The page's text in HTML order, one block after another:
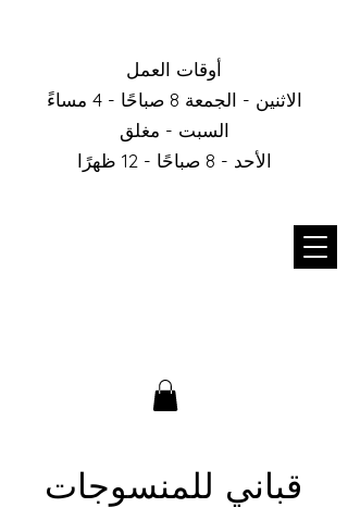
قباني للمنسوجات
أوقات العمل
الاثنين - الجمعة 8 صباحًا - 4 مساءً
السبت - مغلق
الأحد - 8 صباحًا - 12 ظهرًا